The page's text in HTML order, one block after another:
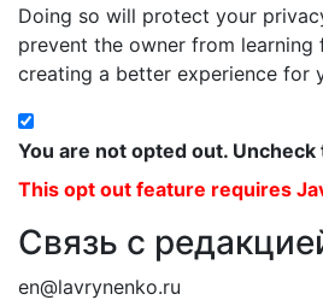
Doing so will protect your
prevent the owner from learning
creating a better experience for
You are not opted out.
This opt out feature requires
Связь с
en@lavrynenko.ru